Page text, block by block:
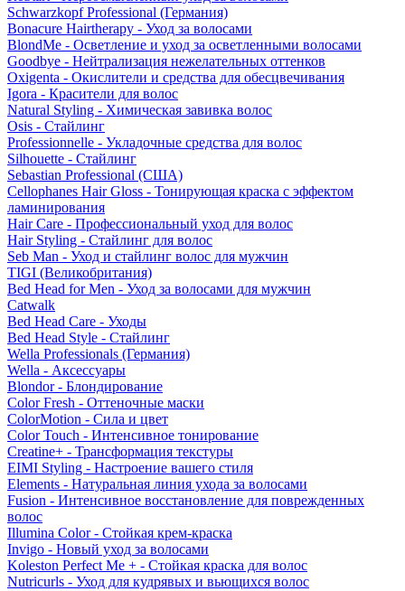
Schwarzkopf Professional (Германия)
Bonacure Hairtherapy - Уход за волосами
BlondMe - Осветление и уход за осветленными волосами
Goodbye - Нейтрализация нежелательных оттенков
Oxigenta - Окислители и средства для обесцвечивания
Igora - Красители для волос
Natural Styling - Химическая завивка волос
Osis - Стайлинг
Professionnelle - Укладочные средства для волос
Silhouette - Стайлинг
Sebastian Professional (США)
Cellophanes Hair Gloss - Тонирующая краска с эффектом
ламинирования
Hair Care - Профессиональный уход для волос
Hair Styling - Стайлинг для волос
Seb Man - Уход и стайлинг волос для мужчин
TIGI (Великобритания)
Bed Head for Men - Уход за волосами для мужчин
Catwalk
Bed Head Care - Уходы
Bed Head Style - Стайлинг
Wella Professionals (Германия)
Wella - Аксессуары
Blondor - Блондирование
Color Fresh - Оттеночные маски
ColorMotion - Сила и цвет
Color Touch - Интенсивное тонирование
Creatine+ - Трансформация текстуры
EIMI Styling - Настроение вашего стиля
Elements - Натуральная линия ухода за волосами
Fusion - Интенсивное восстановление для поврежденных
волос
Illumina Color - Стойкая крем-краска
Invigo - Новый уход за волосами
Koleston Perfect Me + - Стойкая краска для волос
Nutricurls - Уход для кудрявых и вьющихся волос